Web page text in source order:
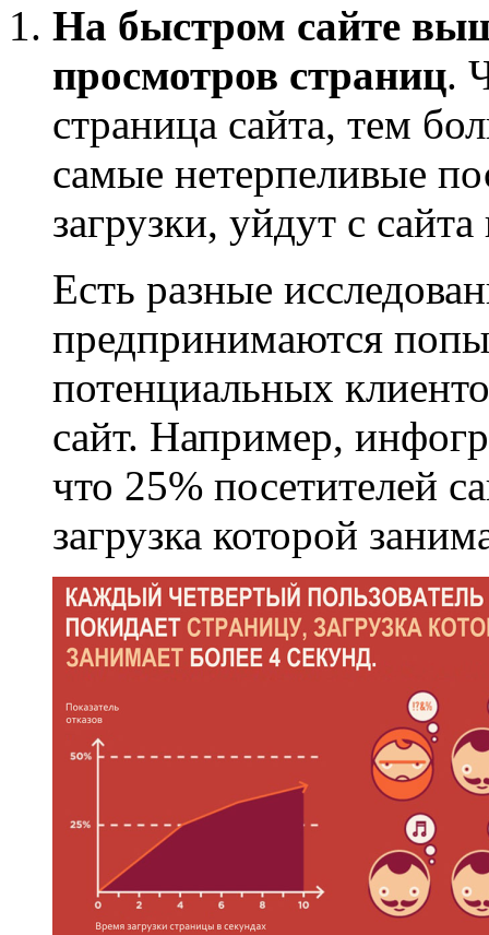
На быстром сайте
просмотров страниц.
страница сайта, тем
самые нетерпеливые
загрузки, уйдут с
Есть разные
предпринимаются
потенциальных
сайт. Например,
что 25% посетителей
загрузка которой